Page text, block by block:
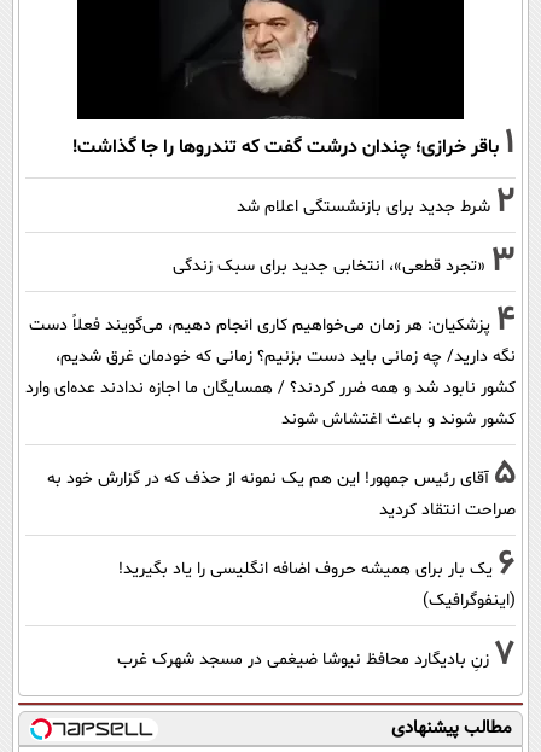
1 باقر خرازی؛ چندان درشت گفت که تندروها را جا گذاشت!
2 شرط جدید برای بازنشستگی اعلام شد
3 «تجرد قطعی»، انتخابی جدید برای سبک زندگی
4 پزشکیان: هر زمان می‌خواهیم کاری انجام دهیم، می‌گویند فعلاً دست
نگه دارید/ چه زمانی باید دست بزنیم؟ زمانی که خودمان غرق شدیم،
کشور نابود شد و همه ضرر کردند؟ / همسایگان ما اجازه ندادند عده‌ای وارد
کشور شوند و باعث اغتشاش شوند
5 آقای رئیس جمهور! این هم یک نمونه از حذف که در گزارش خود به
صراحت انتقاد کردید
6 یک بار برای همیشه حروف اضافه انگلیسی را یاد بگیرید!
(اینفوگرافیک)
7 زنِ بادیگارد محافظ نیوشا ضیغمی در مسجد شهرک غرب
مطالب پیشنهادی